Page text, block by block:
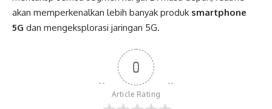
akan memperkenalkan lebih banyak produk smartphone
5G dan mengeksplorasi jaringan 5G.
0
Article Rating